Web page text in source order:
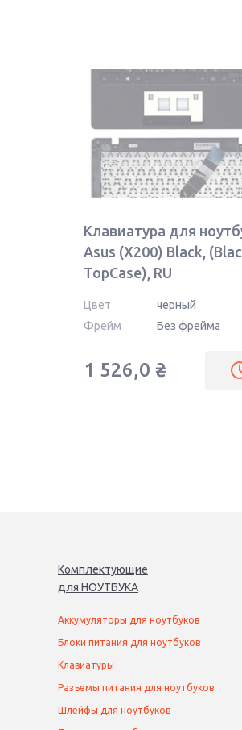
Клавиатура для
Asus (X200) Black,
TopCase), RU
Цвет
черный
Фрейм
Без фрейма
1 526,0 ₴
Комплектующие
для НОУТБУКА
Аккумуляторы для ноутбуков
Блоки питания для ноутбуков
Клавиатуры
Разъемы питания для ноутбуков
Шлейфы для ноутбуков